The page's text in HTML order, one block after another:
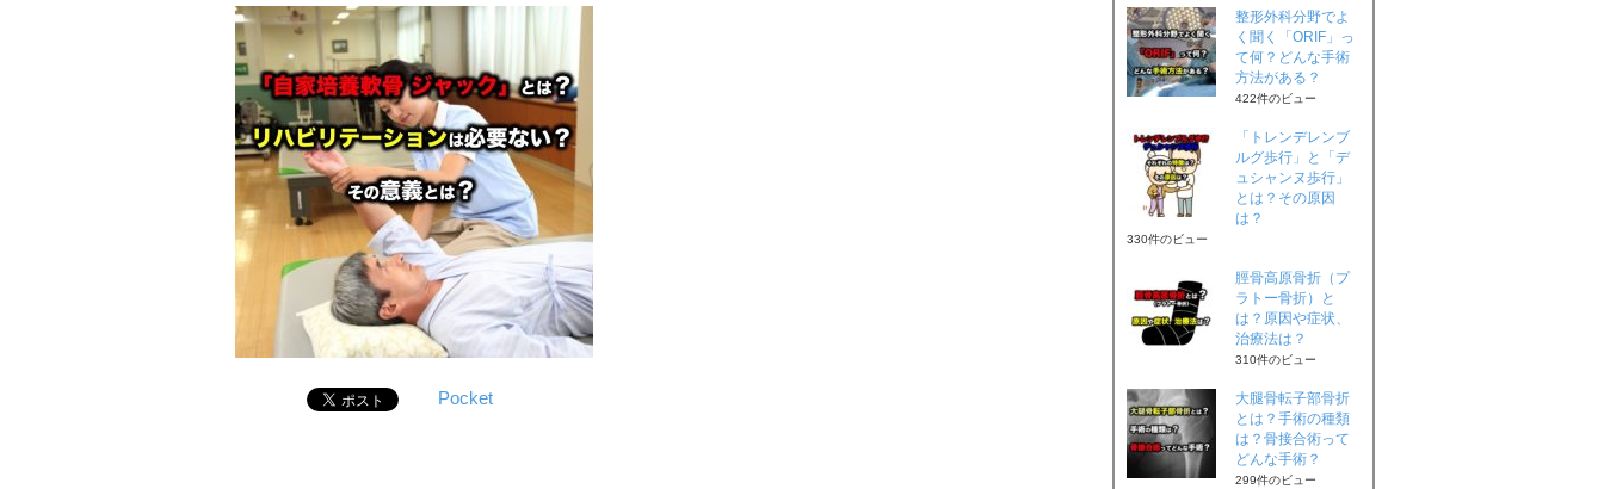
Pocket
整形外科分野でよ
く聞く「ORIF」っ
て何？どんな手術
方法がある？
422件のビュー
「トレンデレンブ
ルグ歩行」と「デ
ュシャンヌ歩行」
とは？その原因
は？
330件のビュー
脛骨高原骨折（プ
ラトー骨折）と
は？原因や症状、
治療法は？
310件のビュー
大腿骨転子部骨折
とは？手術の種類
は？骨接合術って
どんな手術？
299件のビュー